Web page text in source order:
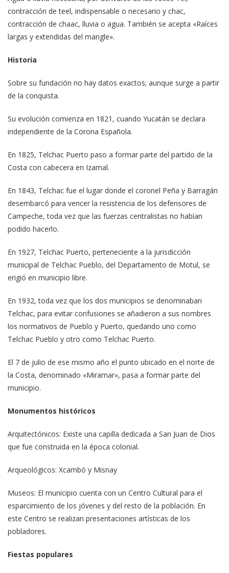
contracción de teel, indispensable o necesario y chac,
contracción de chaac, lluvia o agua. También se acepta «Raíces
largas y extendidas del mangle».
Historia
Sobre su fundación no hay datos exactos; aunque surge a partir
de la conquista.
Su evolución comienza en 1821, cuando Yucatán se declara
independiente de la Corona Española.
En 1825, Telchac Puerto paso a formar parte del partido de la
Costa con cabecera en Izamal.
En 1843, Telchac fue el lugar donde el coronel Peña y Barragán
desembarcó para vencer la resistencia de los defensores de
Campeche, toda vez que las fuerzas centralistas no habían
podido hacerlo.
En 1927, Telchac Puerto, perteneciente a la jurisdicción
municipal de Telchac Pueblo, del Departamento de Motul, se
erigió en municipio libre.
En 1932, toda vez que los dos municipios se denominaban
Telchac, para evitar confusiones se añadieron a sus nombres
los normativos de Pueblo y Puerto, quedando uno como
Telchac Pueblo y otro como Telchac Puerto.
El 7 de julio de ese mismo año el punto ubicado en el norte de
la Costa, denominado «Miramar», pasa a formar parte del
municipio.
Monumentos históricos
Arquitectónicos: Existe una capilla dedicada a San Juan de Dios
que fue construida en la época colonial.
Arqueológicos: Xcambó y Misnay
Museos: El municipio cuenta con un Centro Cultural para el
esparcimiento de los jóvenes y del resto de la población. En
este Centro se realizan presentaciones artísticas de los
pobladores.
Fiestas populares